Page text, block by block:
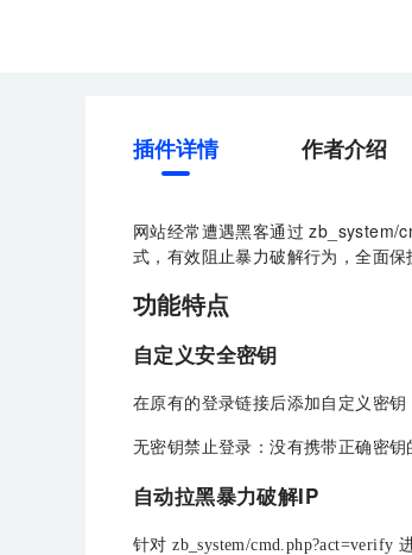
插件详情 作者介绍
网站经常遭遇黑客通过 zb_system/
式，有效阻止暴力破解行为，全面保
功能特点
自定义安全密钥
在原有的登录链接后添加自定义密钥
无密钥禁止登录：没有携带正确密钥
自动拉黑暴力破解IP
针对 zb_system/cmd.php?act=verify